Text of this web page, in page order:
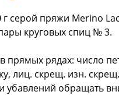
г серой пряжи Merino
круговых спиц № 3.
в прямых pядах: число
лиц. скрещ. изн.
обращать